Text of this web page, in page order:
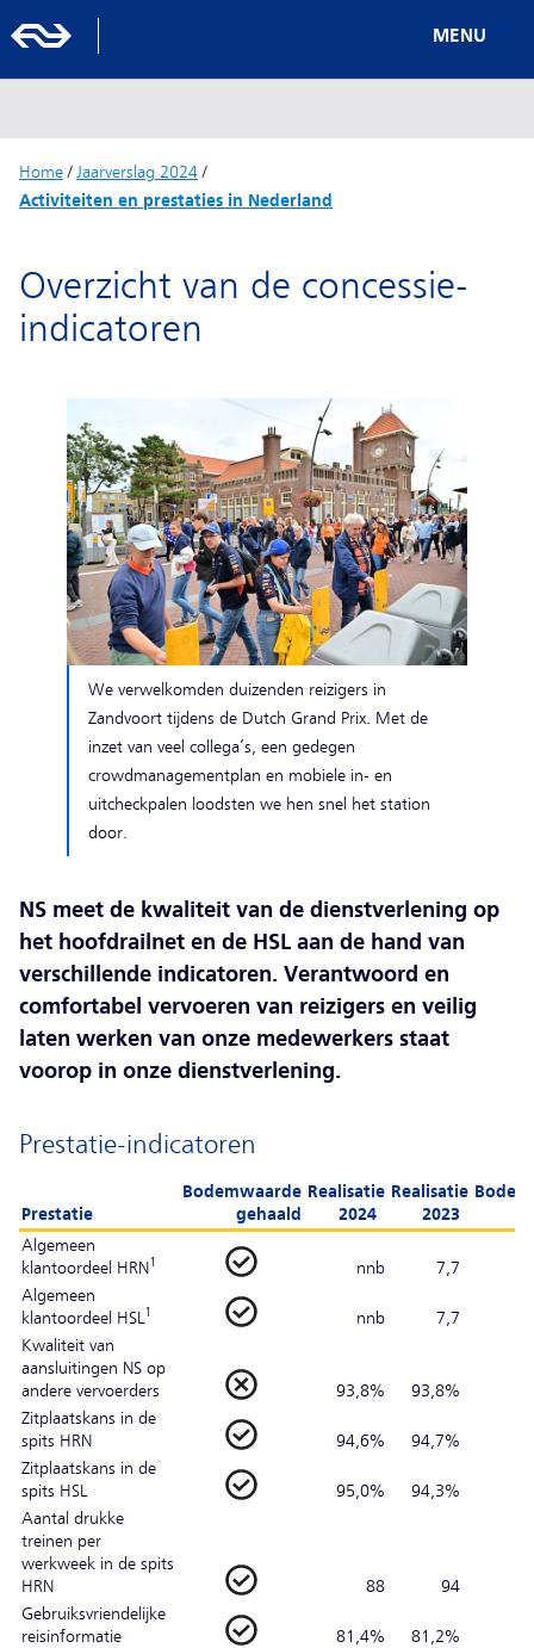
MENU
Home/ Jaarverslag 2024/
Activiteiten en prestaties in Nederland
Overzicht van de concessie-
indicatoren
We verwelkomden duizenden reizigers in
Zandvoort tijdens de Dutch Grand Prix. Met de
inzet van veel collega’s, een gedegen
crowdmanagementplan en mobiele in- en
uitcheckpalen loodsten we hen snel het station
door.
NS meet de kwaliteit van de dienstverlening op
het hoofdrailnet en de HSL aan de hand van
verschillende indicatoren. Verantwoord en
comfortabel vervoeren van reizigers en veilig
laten werken van onze medewerkers staat
voorop in onze dienstverlening.
Prestatie-indicatoren
Prestatie
Bodemwaarde
gehaald
Realisatie
2024
Realisatie
2023
Algemeen
klantoordeel HRN1 nnb
7,7
Algemeen
klantoordeel HSL 1 nnb
7,7
Kwaliteit van
aansluitingen NS op
andere vervoerders
93,8%
93,8%
Zitplaatskans in de
spits HRN
94,6%
94,7%
Zitplaatskans in de
spits HSL
95,0%
94,3%
Aantal drukke
treinen per
werkweek in de spits
HRN
88
94
Gebruiksvriendelijke
reisinformatie
81,4%
81,2%